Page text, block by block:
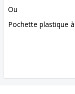
Ou
Pochette plastique